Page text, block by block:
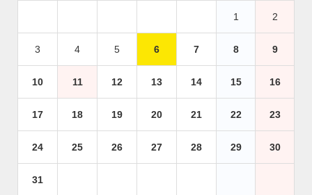
1 2
3 4 5 6 7 8 9
10 11 12 13 14 15 16
17 18 19 20 21 22 23
24 25 26 27 28 29 30
31